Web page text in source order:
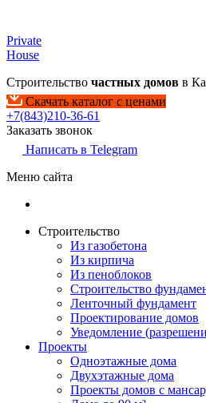
Private
House
Строительство частных домов в
Скачать каталог с ценами
+7(843)210-36-61
Заказать звонок
Написать в Telegram
Меню сайта
Строительство
Из газобетона
Из кирпича
Из пеноблоков
Строительство
Ленточный фундамент
Проектирование домов
Уведомление
Проекты
Одноэтажные дома
Двухэтажные дома
Проекты домов с